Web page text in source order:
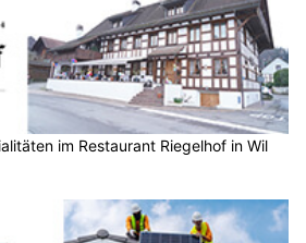
im Restaurant Riegelhof in Wil